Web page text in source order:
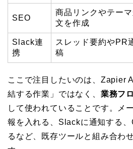
SEO
商品リンクやテー
文を作成
Slack連
携
スレッド要約やPR
稿
ここで注目したいのは、Zapier
結する作業」ではなく、 業務フ
して使われていることです。メ
報を入れる、Slackに通知する
るなど、既存ツールと組み合わ